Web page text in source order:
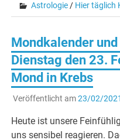
Astrologie/ Hier täglich
Mondkalender
Dienstag den 23.
Mond in Krebs
Veröffentlicht am23/02/2021
Heute ist unsere
uns sensibel reagieren.